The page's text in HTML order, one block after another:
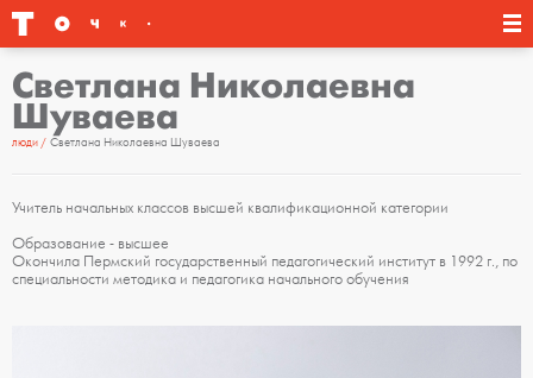
Светлана Николаевна
Шуваева
люди Светлана Николаевна Шуваева
Учитель начальных классов высшей квалификационной категории
Образование - высшее
Окончила Пермский государственный педагогический институт в 1992 г., по
специальности методика и педагогика начального обучения